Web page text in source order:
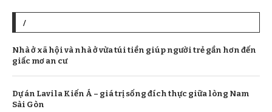
/
Nhà ở xã hội và nhà ở vừa túi tiền giúp người trẻ gần hơn đến
giấc mơ an cư
Dự án Lavila Kiến Á – giá trị sống đích thực giữa lòng Nam
Sài Gòn